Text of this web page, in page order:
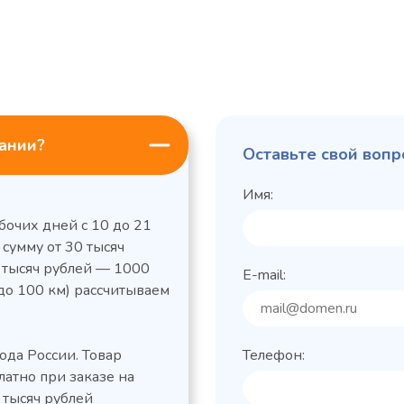
стол Polair
1050421d
1200x605x850/91
Холодильный
Polair ШХФ-0,2
Расход
дней с 10 до 21
сумму от 30 тысяч
рублей — 1000
100 км) рассчитываем
России. Товар
при заказе на
рублей
Оставьте свой
Имя:
E-mail:
Телефон: